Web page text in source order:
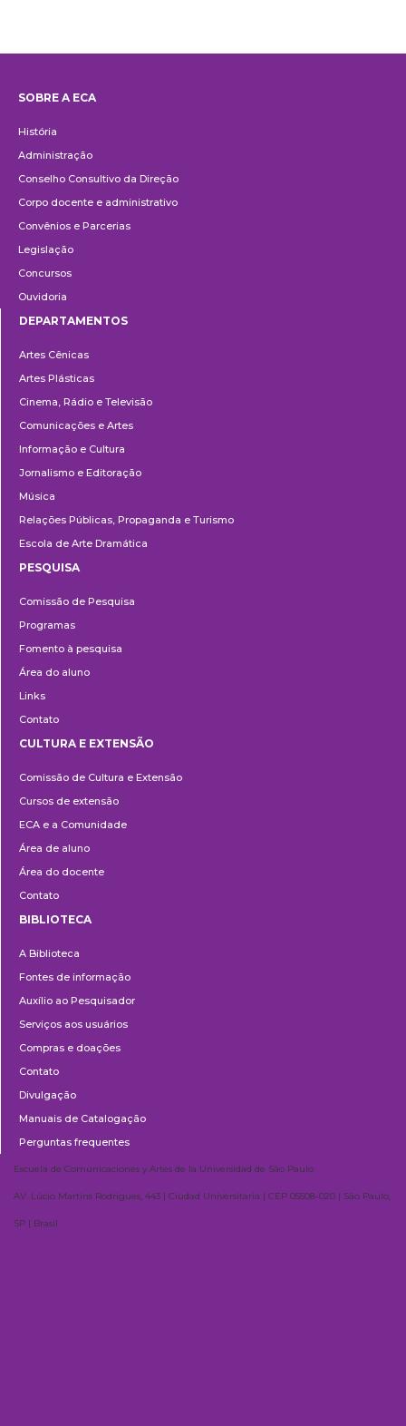
SOBRE A ECA
História
Administração
Conselho Consultivo da Direção
Corpo docente e administrativo
Convênios e Parcerias
Legislação
Concursos
Ouvidoria
DEPARTAMENTOS
Artes Cênicas
Artes Plásticas
Cinema, Rádio e Televisão
Comunicações e Artes
Informação e Cultura
Jornalismo e Editoração
Música
Relações Públicas, Propaganda e Turismo
Escola de Arte Dramática
PESQUISA
Comissão de Pesquisa
Programas
Fomento à pesquisa
Área do aluno
Links
Contato
e
Extensão
CULTURA E EXTENSÃO
Comissão de Cultura e Extensão
Cursos de extensão
ECA e a Comunidade
Área de aluno
Área do docente
Contato
BIBLIOTECA
A Biblioteca
Fontes de informação
Auxílio ao Pesquisador
Serviços aos usuários
Compras e doações
Contato
Divulgação
Manuais de Catalogação
Perguntas frequentes
Escuela de Comunicaciones y Artes de la Universidad de São Paulo
AV. Lúcio Martins Rodrigues, 443 | Ciudad Universitaria | CEP 05508-020 | São Paulo,
SP | Brasil